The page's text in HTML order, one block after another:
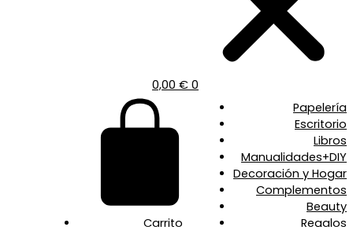
0,00 € 0
Carrito
Papelería
Escritorio
Libros
Manualidades+DIY
Decoración y Hogar
Complementos
Beauty
Regalos